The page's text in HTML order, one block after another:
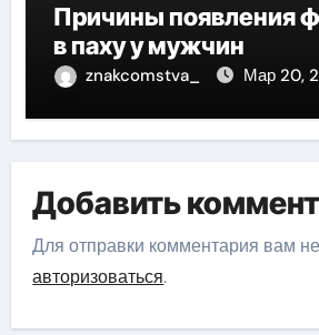
Причины появления
в паху у мужчин
znakcomstva_ Мар 20,
Добавить
Для отправки комментария вам
авторизоваться.